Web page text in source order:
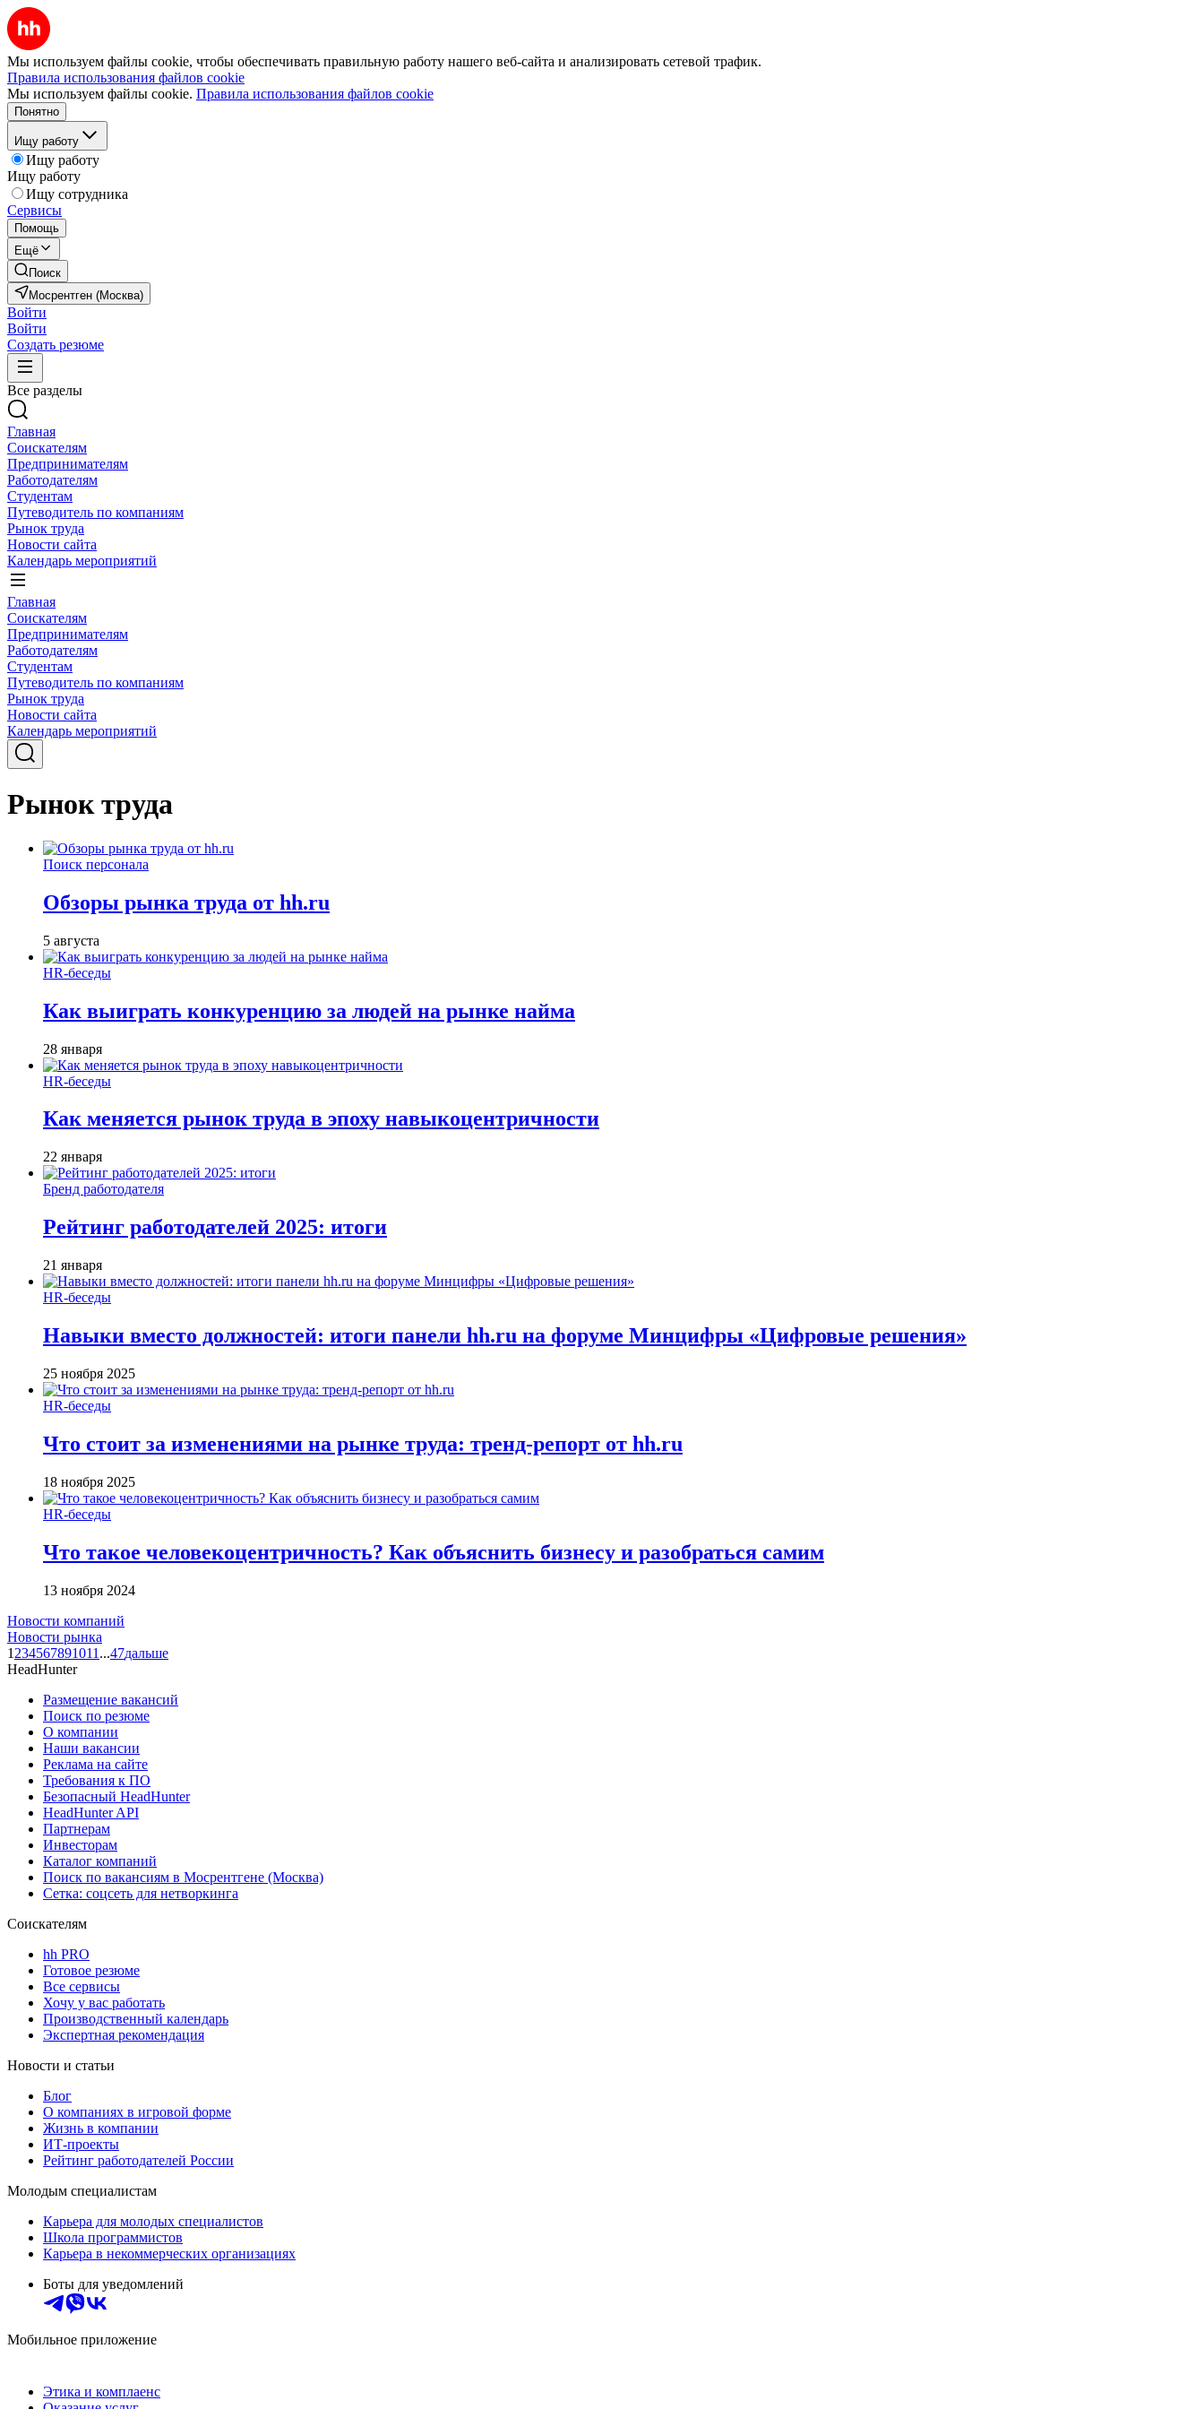
Мы используем файлы cookie, чтобы обеспечивать правильную работу нашего веб-сайта и анализировать сетевой трафик.
Правила использования файлов cookie
Мы используем файлы cookie. Правила использования файлов cookie
Понятно
Ищу работу
Ищу работу
Ищу работу
Ищу сотрудника
Сервисы
Помощь
Ещё
Поиск
Мосрентген (Москва)
Войти
Войти
Создать резюме
Все разделы
Главная
Соискателям
Предпринимателям
Работодателям
Студентам
Путеводитель по компаниям
Рынок труда
Новости сайта
Календарь мероприятий
Главная
Соискателям
Предпринимателям
Работодателям
Студентам
Путеводитель по компаниям
Рынок труда
Новости сайта
Календарь мероприятий
Рынок труда
Поиск персонала
Обзоры рынка труда от hh.ru
5 августа
HR-беседы
Как выиграть конкуренцию за людей на рынке найма
28 января
HR-беседы
Как меняется рынок труда в эпоху навыкоцентричности
22 января
Бренд работодателя
Рейтинг работодателей 2025: итоги
21 января
HR-беседы
Навыки вместо должностей: итоги панели hh.ru на форуме Минцифры «Цифровые решения»
25 ноября 2025
HR-беседы
Что стоит за изменениями на рынке труда: тренд-репорт от hh.ru
18 ноября 2025
HR-беседы
Что такое человеко­центричность? Как объяснить бизнесу и разобраться самим
13 ноября 2024
Новости компаний
Новости рынка
1 234567891011 ...47дальше
HeadHunter
Размещение вакансий
Поиск по резюме
О компании
Наши вакансии
Реклама на сайте
Требования к ПО
Безопасный HeadHunter
HeadHunter API
Партнерам
Инвесторам
Каталог компаний
Поиск по вакансиям в Мосрентгене (Москва)
Сетка: соцсеть для нетворкинга
Соискателям
hh PRO
Готовое резюме
Все сервисы
Хочу у вас работать
Производственный календарь
Экспертная рекомендация
Новости и статьи
Блог
О компаниях в игровой форме
Жизнь в компании
ИТ-проекты
Рейтинг работодателей России
Молодым специалистам
Карьера для молодых специалистов
Школа программистов
Карьера в некоммерческих организациях
Боты для уведомлений
Мобильное приложение
Этика и комплаенс